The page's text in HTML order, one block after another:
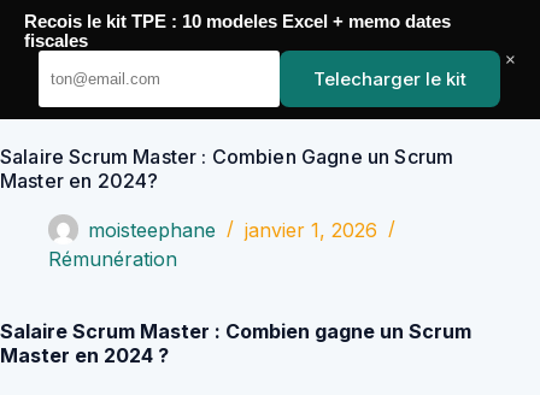
Passer
contenu
YoupiJobs
Salaire Scrum Master : Combien Gagne un Scrum
Master en 2024?
moisteephane
janvier 1, 2026
Rémunération
Salaire Scrum Master : Combien gagne un Scrum
Master en 2024 ?
Recois le kit TPE : 10 modeles Excel + memo dates
fiscales
Telecharger le kit
×